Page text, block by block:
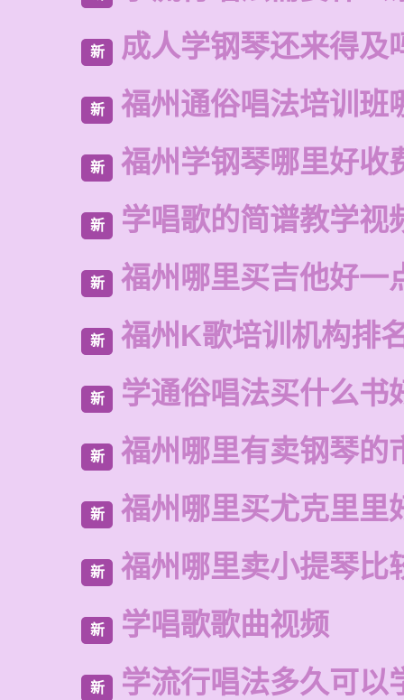
新 成人学钢琴还来得及
新 福州通俗唱法培训班
新 福州学钢琴哪里好收
新 学唱歌的简谱教学视
新 福州哪里买吉他好一
新 福州K歌培训机构排
新 学通俗唱法买什么书
新 福州哪里有卖钢琴的
新 福州哪里买尤克里里
新 福州哪里卖小提琴比
新 学唱歌歌曲视频
新 学流行唱法多久可以